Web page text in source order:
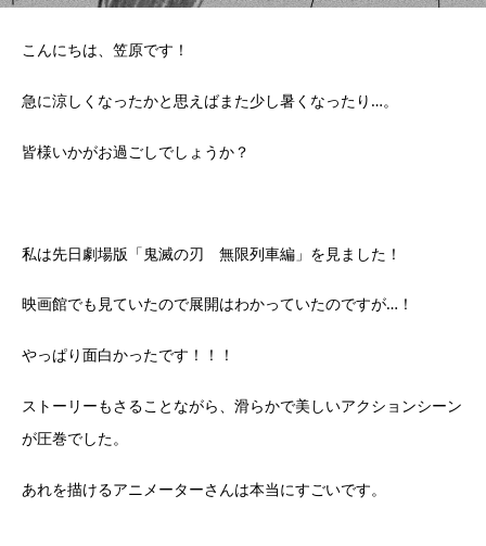
こんにちは、笠原です！
急に涼しくなったかと思えばまた少し暑くなったり…。
皆様いかがお過ごしでしょうか？
私は先日劇場版「鬼滅の刃 無限列車編」を見ました！
映画館でも見ていたので展開はわかっていたのですが…！
やっぱり面白かったです！！！
ストーリーもさることながら、滑らかで美しいアクションシーン
が圧巻でした。
あれを描けるアニメーターさんは本当にすごいです。